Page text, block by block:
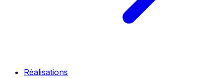
Réalisations